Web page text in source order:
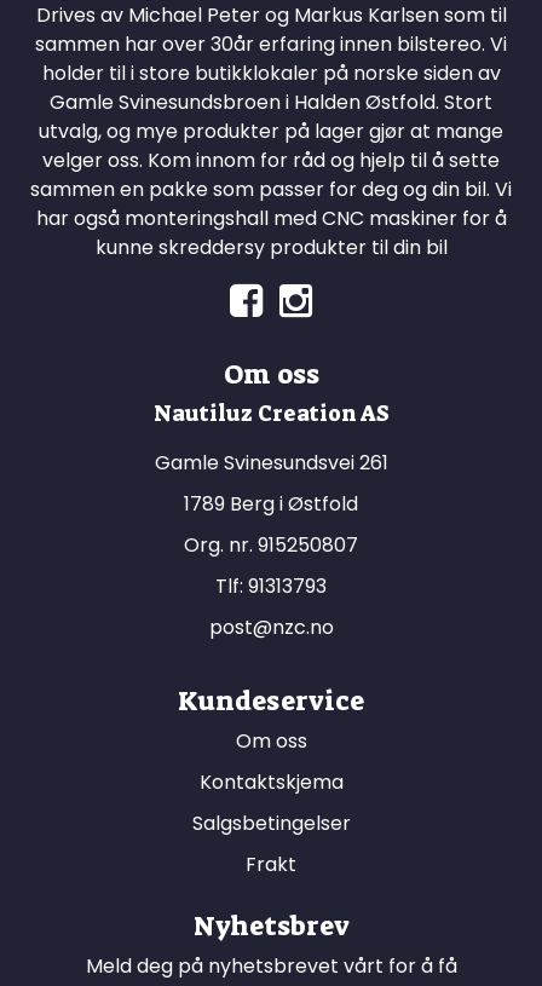
Drives av Michael Peter og Markus Karlsen som til
sammen har over 30år erfaring innen bilstereo. Vi
holder til i store butikklokaler på norske siden av
Gamle Svinesundsbroen i Halden Østfold. Stort
utvalg, og mye produkter på lager gjør at mange
velger oss. Kom innom for råd og hjelp til å sette
sammen en pakke som passer for deg og din bil. Vi
har også monteringshall med CNC maskiner for å
kunne skreddersy produkter til din bil
Om oss
Nautiluz Creation AS
Gamle Svinesundsvei 261
1789 Berg i Østfold
Org. nr. 915250807
Tlf: 91313793
post@nzc.no
Kundeservice
Om oss
Kontaktskjema
Salgsbetingelser
Frakt
Nyhetsbrev
Meld deg på nyhetsbrevet vårt for å få